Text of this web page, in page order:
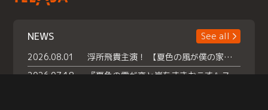
NEWS
See all
2026.08.01
浮所飛貴主演！ 【夏色の風が僕の家にやってきた】 本日よりテラサで独占配信スタート！
2026.07.18
『夏色の雲が恋と嵐をまきおこす』スペシャルメイキング 【Part1】2026年７月18日（土）23時30分～配信スタート！話題のシーンの裏側を大公開！豪華キャスト大集合！ 『武宮家 真夏の家族会議』開催！